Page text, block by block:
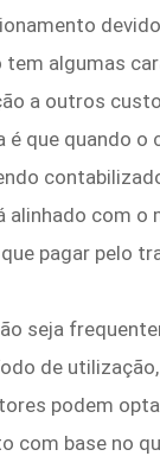
tem algumas
a outros
é que quando o
alinhado com o
pagar pelo
seja
de
podem
com base no